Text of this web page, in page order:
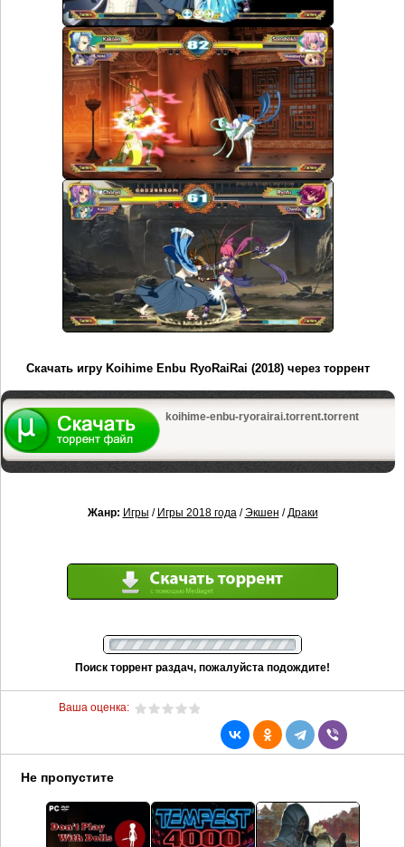
Скачать игру Koihime Enbu RyoRaiRai (2018) через торрент
koihime-enbu-ryorairai.torrent.torrent
Жанр: Игры / Игры 2018 года /Экшен / Драки
Поиск торрент раздач, пожалуйста подождите!
Ваша оценка:
Не пропустите